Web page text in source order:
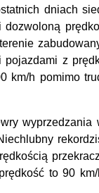
dniach
dozwoloną
pojazdami z
km/h pomimo
wyprzedzania
to 90 km/